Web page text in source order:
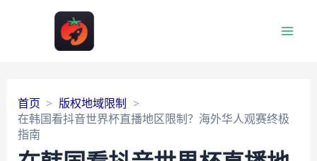
首页
版权地域限制
在韩国看抖音世界杯直播地区限制？海外华人观赛终极
指南